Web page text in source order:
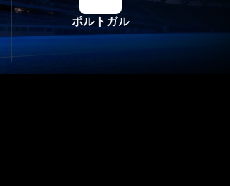
ポルトガル